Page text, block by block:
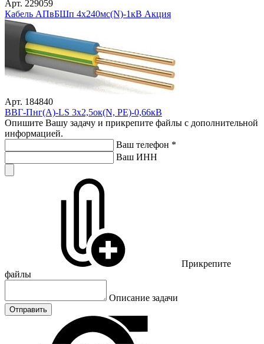
Арт. 229059
Кабель АПвБШп 4х240мс(N)-1кВ Акция
Арт. 184840
ВВГ-Пнг(А)-LS 3х2,5ок(N, PE)-0,66кВ
Опишите Вашу задачу и прикрепите файлы с дополнительной
информацией.
Ваш телефон *
Ваш ИНН
Прикрепите
файлы
Описание задачи
Отправить